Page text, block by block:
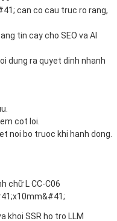
can co cau truc ro rang,
tin cay cho SEO va AI
dung ra quyet dinh nhanh
cot loi.
noi bo truoc khi hanh dong.
chữ L CC-C06
khoi SSR ho tro LLM